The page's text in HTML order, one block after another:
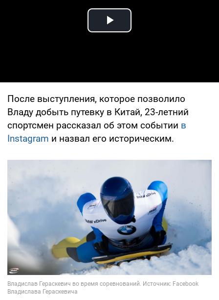
Play Video
После выступления, которое позволило
Владу добыть путевку в Китай, 23-летний
спортсмен рассказал об этом событии в
Instagram и назвал его историческим.